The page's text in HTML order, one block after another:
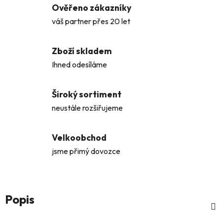
Ověřeno zákazníky
váš partner přes 20 let
Zboží skladem
Ihned odesíláme
Široký sortiment
neustále rozšiřujeme
Velkoobchod
jsme přimý dovozce
Popis